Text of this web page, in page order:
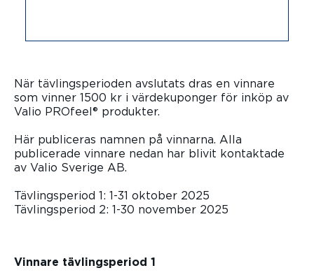
När tävlingsperioden avslutats dras en vinnare
som vinner 1500 kr i värdekuponger för inköp av
Valio PROfeel® produkter.
Här publiceras namnen på vinnarna. Alla
publicerade vinnare nedan har blivit kontaktade
av Valio Sverige AB.
Tävlingsperiod 1: 1-31 oktober 2025
Tävlingsperiod 2: 1-30 november 2025
Vinnare tävlingsperiod 1